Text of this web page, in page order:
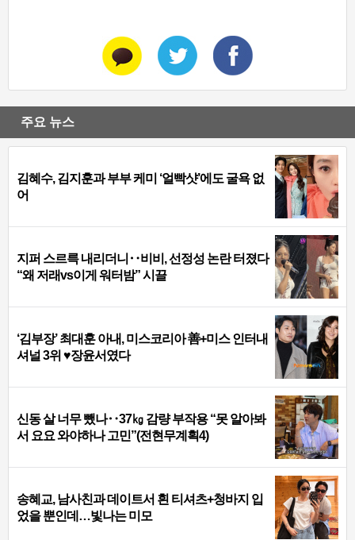
주요 뉴스
김혜수, 김지훈과 부부 케미 ‘얼빡샷’에도 굴욕 없
어
지퍼 스르륵 내리더니‥비비, 선정성 논란 터졌다
“왜 저래vs이게 워터밤” 시끌
‘김부장’ 최대훈 아내, 미스코리아 善+미스 인터내
셔널 3위 ♥장윤서였다
신동 살 너무 뺐나‥37㎏ 감량 부작용 “못 알아봐
서 요요 와야하나 고민”(전현무계획4)
송혜교, 남사친과 데이트서 흰 티셔츠+청바지 입
었을 뿐인데…빛나는 미모